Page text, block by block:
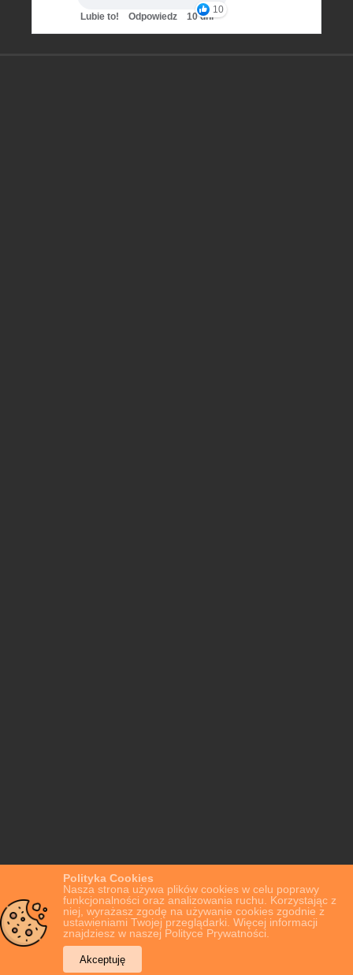
Polityka Cookies
Nasza strona używa plików cookies w celu poprawy
funkcjonalności oraz analizowania ruchu. Korzystając z
niej, wyrażasz zgodę na używanie cookies zgodnie z
ustawieniami Twojej przeglądarki. Więcej informacji
znajdziesz w naszej Polityce Prywatności.
Akceptuję
10
Lubie to! Odpowiedz 10 dni